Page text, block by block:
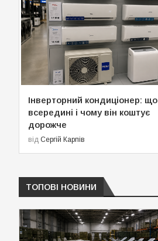
Інверторний кондиціонер: що
всередині і чому він коштує
дорожче
від Сергій Карпів
ТОПОВІ НОВИНИ